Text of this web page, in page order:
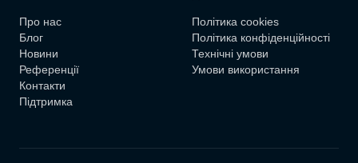
Про нас
Блог
Новини
Референції
Контакти
Підтримка
Політика cookies
Політика конфіденційності
Технічні умови
Умови використання